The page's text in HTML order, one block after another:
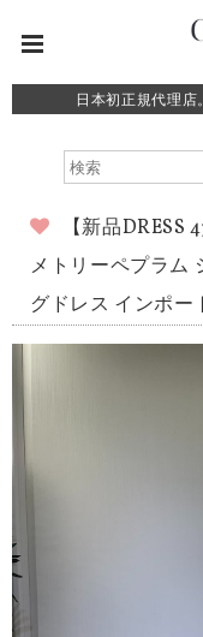
日本初正規代理店
【新品
メトリーペプラム
グドレス インポー